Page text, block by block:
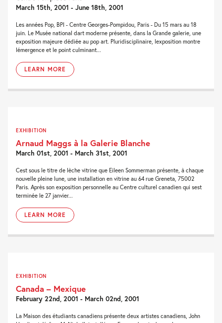
March 15th, 2001 - June 18th, 2001
Les années Pop, BPI - Centre Georges-Pompidou, Paris - Du 15 mars au 18
juin. Le Musée national dart moderne présente, dans la Grande galerie, une
exposition majeure dédiée au pop art. Pluridisciplinaire, lexposition montre
lémergence et le point culminant...
LEARN MORE
EXHIBITION
Arnaud Maggs à la Galerie Blanche
March 01st, 2001 - March 31st, 2001
Cest sous le titre de lèche vitrine que Eileen Sommerman présente, à chaque
nouvelle pleine lune, une installation en vitrine au 64 rue Greneta, 75002
Paris. Après son exposition personnelle au Centre culturel canadien qui sest
terminée le 27 janvier...
LEARN MORE
EXHIBITION
Canada – Mexique
February 22nd, 2001 - March 02nd, 2001
La Maison des étudiants canadiens présente deux artistes canadiens, John